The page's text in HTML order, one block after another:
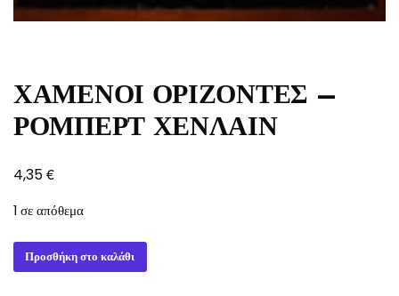
ΧΑΜΕΝΟΙ ΟΡΙΖΟΝΤΕΣ –
ΡΟΜΠΕΡΤ ΧΕΝΛΑΙΝ
4,35€
1 σε απόθεμα
ΧΑΜΕΝΟΙ
ΟΡΙΖΟΝΤΕΣ
Προσθήκη στο καλάθι